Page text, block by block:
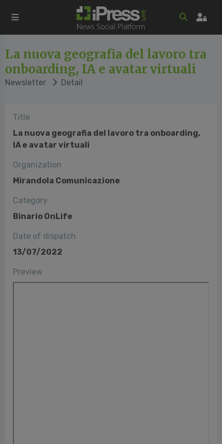
La nuova geografia del lavoro tra
onboarding, IA e avatar virtuali
Newsletter Detail
Title
La nuova geografia del lavoro tra onboarding,
IA e avatar virtuali
Organization
Mirandola Comunicazione
Category
Binario OnLife
Date of dispatch
13/07/2022
Preview